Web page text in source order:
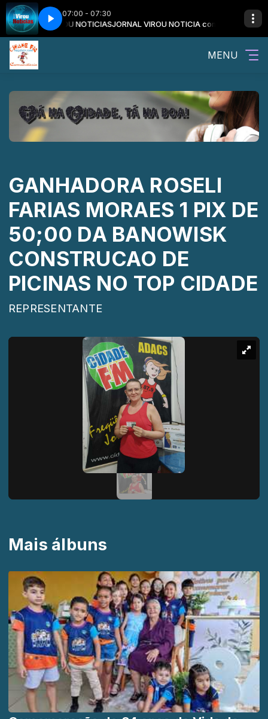
07:00 - 07:30
VIROU NOTICIASJORNAL VIROU NOTICIA com CLEBER RAMOS
O BOM DIA CIDADEBOM DIA CIDADE com JU GODOY E O BOM DIA
MENU
GANHADORA ROSELI
FARIAS MORAES 1 PIX DE
50;00 DA BANOWISK
CONSTRUCAO DE
PICINAS NO TOP CIDADE
REPRESENTANTE
Mais álbuns